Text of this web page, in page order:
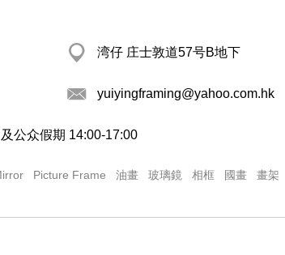
湾仔 庄士敦道57号B地下
yuiyingframing@yahoo.com.hk
公众假期 14:00-17:00
Picture Frame 油畫 玻璃鏡 相框 國畫 畫架